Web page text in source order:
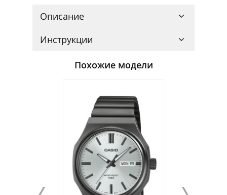
Описание
Инструкции
Похожие модели